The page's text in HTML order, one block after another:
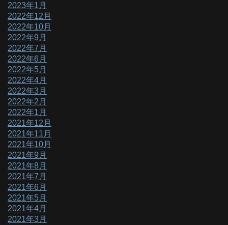
2023年1月
2022年12月
2022年10月
2022年9月
2022年7月
2022年6月
2022年5月
2022年4月
2022年3月
2022年2月
2022年1月
2021年12月
2021年11月
2021年10月
2021年9月
2021年8月
2021年7月
2021年6月
2021年5月
2021年4月
2021年3月